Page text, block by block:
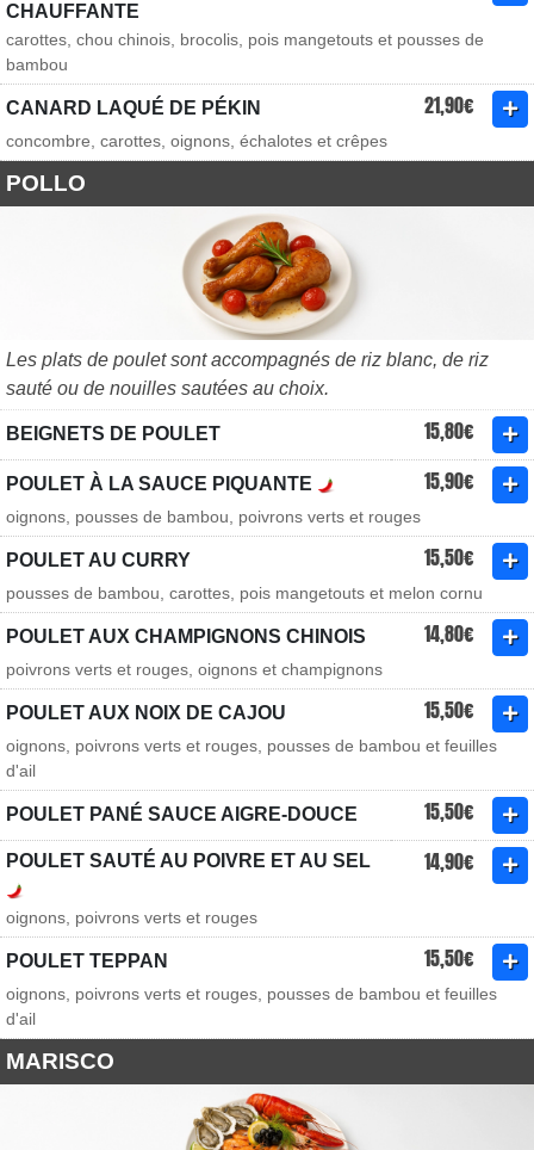
CHAUFFANTE
carottes, chou chinois, brocolis, pois mangetouts et pousses de
bambou
CANARD LAQUÉ DE PÉKIN 21,90€
concombre, carottes, oignons, échalotes et crêpes
POLLO
Les plats de poulet sont accompagnés de riz blanc, de riz
sauté ou de nouilles sautées au choix.
BEIGNETS DE POULET 15,80€
POULET À LA SAUCE PIQUANTE 15,90€
oignons, pousses de bambou, poivrons verts et rouges
POULET AU CURRY 15,50€
pousses de bambou, carottes, pois mangetouts et melon cornu
POULET AUX CHAMPIGNONS CHINOIS 14,80€
poivrons verts et rouges, oignons et champignons
POULET AUX NOIX DE CAJOU 15,50€
oignons, poivrons verts et rouges, pousses de bambou et feuilles
d'ail
POULET PANÉ SAUCE AIGRE-DOUCE 15,50€
POULET SAUTÉ AU POIVRE ET AU SEL 14,90€
oignons, poivrons verts et rouges
POULET TEPPAN 15,50€
oignons, poivrons verts et rouges, pousses de bambou et feuilles
d'ail
MARISCO